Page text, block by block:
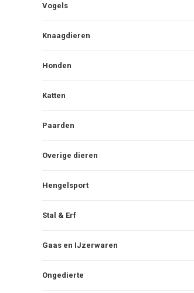
Vogels
Knaagdieren
Honden
Katten
Paarden
Overige dieren
Hengelsport
Stal & Erf
Gaas en IJzerwaren
Ongedierte